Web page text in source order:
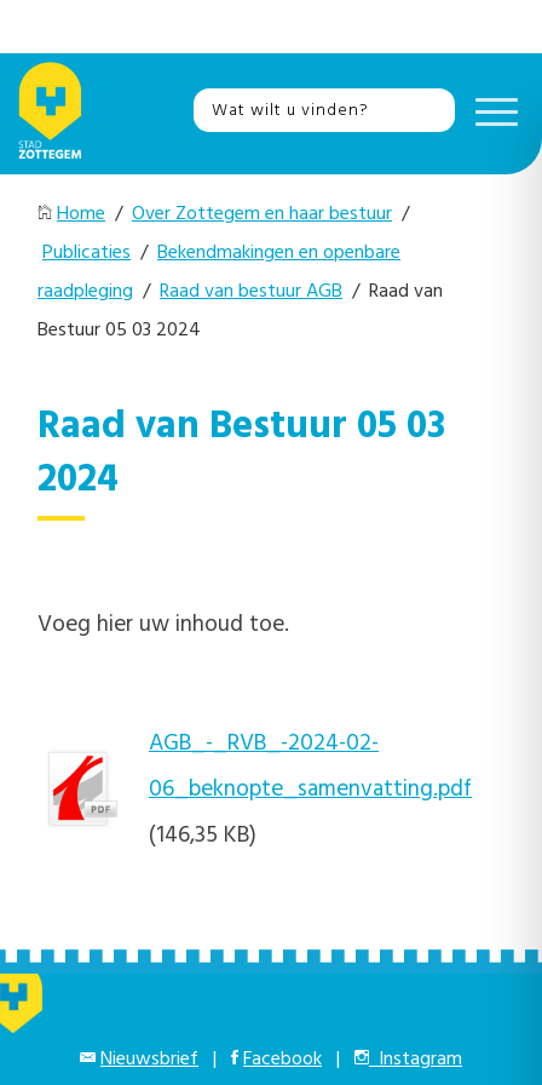
Home / Over Zottegem en haar bestuur /
Publicaties / Bekendmakingen en openbare
raadpleging / Raad van bestuur AGB / Raad van
Bestuur 05 03 2024
Raad van Bestuur 05 03
2024
Voeg hier uw inhoud toe.
AGB_-_RVB_-2024-02-
06_beknopte_samenvatting.pdf
(146,35 KB)
Nieuwsbrief | Facebook | Instagram